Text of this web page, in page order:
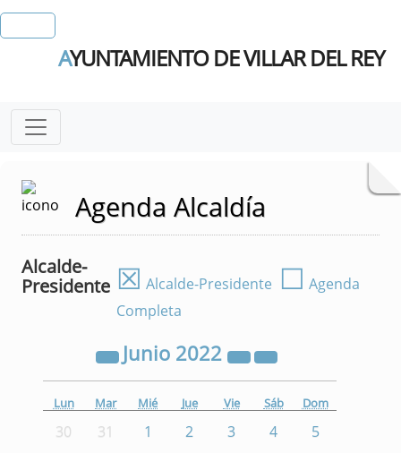
AYUNTAMIENTO DE VILLAR DEL REY
Agenda Alcaldía
Alcalde-
Presidente ☒ Alcalde-Presidente ☐ Agenda
Completa
Junio 2022
Lun Mar Mié Jue Vie Sáb Dom
30 31 1 2 3 4
5